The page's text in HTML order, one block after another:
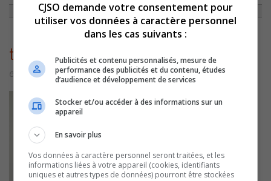
thumbnail_photo-38
6 octobre 2016 | Par Équipe CJSO
CJSO demande votre consentement pour
utiliser vos données à caractère personnel
dans les cas suivants :
Publicités et contenu personnalisés, mesure de
performance des publicités et du contenu, études
d’audience et développement de services
Stocker et/ou accéder à des informations sur un
appareil
En savoir plus
Vos données à caractère personnel seront traitées, et les
informations liées à votre appareil (cookies, identifiants
uniques et autres types de données) pourront être stockées